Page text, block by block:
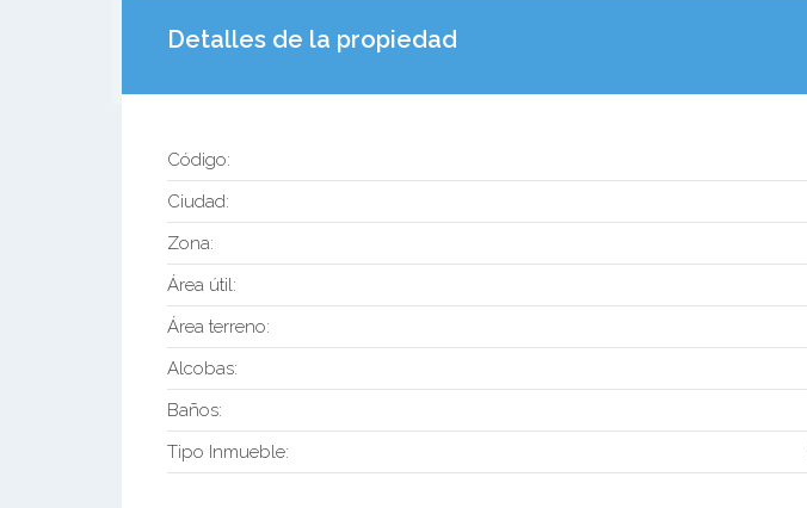
Detalles de la propiedad
Código:
Ciudad:
Zona:
Área útil:
Área terreno:
Alcobas:
Baños:
Tipo Inmueble: